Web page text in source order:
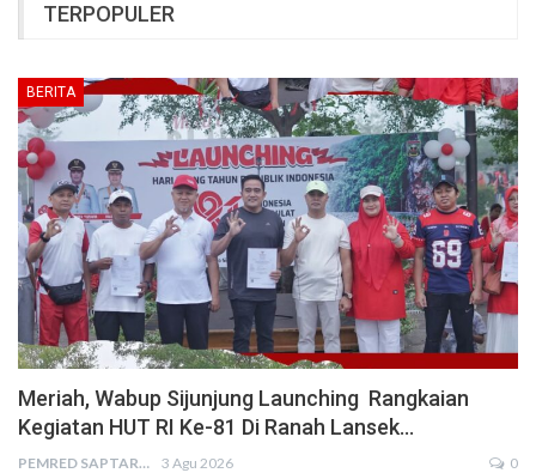
TERPOPULER
BERITA
Meriah, Wabup Sijunjung Launching Rangkaian
Kegiatan HUT RI Ke-81 Di Ranah Lansek…
PEMRED SAPTARIUS 3 Agu 2026 0